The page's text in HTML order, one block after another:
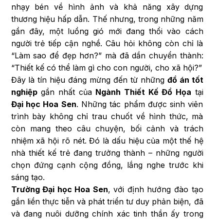
nhạy bén về hình ảnh và khả năng xây dựng
thương hiệu hấp dẫn. Thế nhưng, trong những năm
gần đây, một luồng gió mới đang thổi vào cách
người trẻ tiếp cận nghề. Câu hỏi không còn chỉ là
“Làm sao để đẹp hơn?” mà đã dần chuyển thành:
“Thiết kế có thể làm gì cho con người, cho xã hội?”
Đây là tín hiệu đáng mừng đến từ những đồ án tốt
nghiệpgần nhất của Ngành Thiết Kế Đồ Họa tại
Đại học Hoa Sen. Những tác phẩm được sinh viên
trình bày không chỉ trau chuốt về hình thức, mà
còn mang theo câu chuyện, bối cảnh và trách
nhiệm xã hội rõ nét. Đó là dấu hiệu của một thế hệ
nhà thiết kế trẻ đang trưởng thành – những người
chọn đứng cạnh cộng đồng, lắng nghe trước khi
sáng tạo.
Trường Đại học Hoa Sen, với định hướng đào tạo
gắn liền thực tiễn và phát triển tư duy phản biện, đã
và đang nuôi dưỡng chính xác tinh thần ấy trong